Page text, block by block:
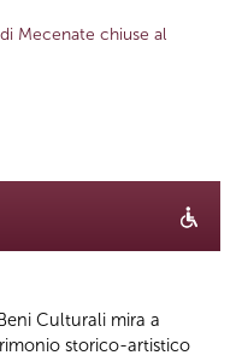
Mecenate chiuse al
Culturali mira a
storico-artistico